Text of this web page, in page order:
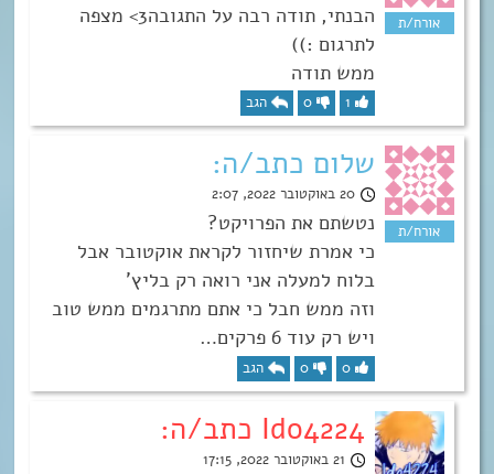
הבנתי, תודה רבה על התגובה3> מצפה
לתרגום :))
ממש תודה
1
0 הגב
שלום כתב/ה:
20 באוקטובר 2022, 2:07
נטשתם את הפרויקט?
כי אמרת שיחזור לקראת אוקטובר אבל
בלוח למעלה אני רואה רק בליץ’
וזה ממש חבל כי אתם מתרגמים ממש טוב
ויש רק עוד 6 פרקים…
0
0 הגב
Ido4224 כתב/ה:
21 באוקטובר 2022, 17:15